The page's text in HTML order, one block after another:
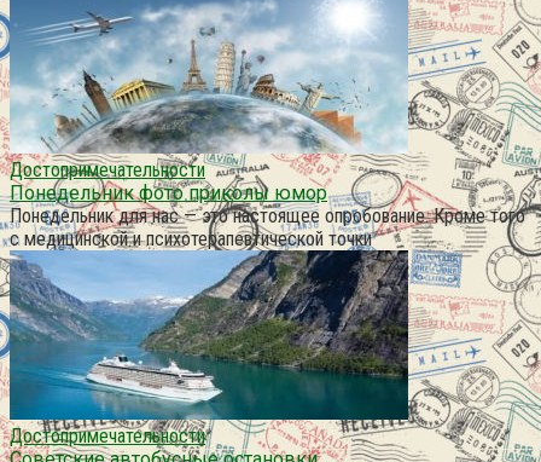
Достопримечательности
Понедельник фото приколы юмор
Понедельник для нас — это настоящее опробование. Кроме того
с медицинской и психотерапевтической точки
Достопримечательности